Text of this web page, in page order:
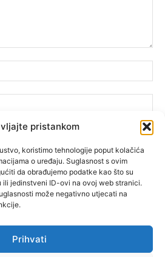
pristankom
koristimo tehnologije poput kolačića
o uređaju. Suglasnost s ovim
da obrađujemo podatke kao što su
ili jedinstveni ID-ovi na ovoj web stranici.
može negativno utjecati na
Prihvati
poštu i web-lokaciju u ovom
komentarirate.